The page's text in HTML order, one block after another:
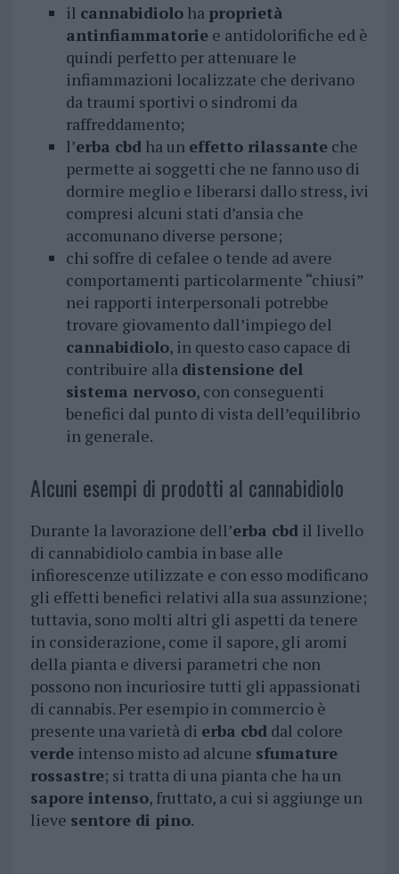
il cannabidioloha proprietà
antinfiammatoriee antidolorifiche ed è
quindi perfetto per attenuare le
infiammazioni localizzate che derivano
da traumi sportivi o sindromi da
raffreddamento;
l’erba cbdha un effetto rilassanteche
permette ai soggetti che ne fanno uso di
dormire meglio e liberarsi dallo stress, ivi
compresi alcuni stati d’ansia che
accomunano diverse persone;
chi soffre di cefalee o tende ad avere
comportamenti particolarmente “chiusi”
nei rapporti interpersonali potrebbe
trovare giovamento dall’impiego del
cannabidiolo, in questo caso capace di
contribuire alla distensione del
sistema nervoso, con conseguenti
benefici dal punto di vista dell’equilibrio
in generale.
Alcuni esempi di prodotti al cannabidiolo
Durante la lavorazione dell’erba cbdil livello
di cannabidiolo cambia in base alle
infiorescenze utilizzate e con esso modificano
gli effetti benefici relativi alla sua assunzione;
tuttavia, sono molti altri gli aspetti da tenere
in considerazione, come il sapore, gli aromi
della pianta e diversi parametri che non
possono non incuriosire tutti gli appassionati
di cannabis. Per esempio in commercio è
presente una varietà di erba cbddal colore
verdeintenso misto ad alcune sfumature
rossastre; si tratta di una pianta che ha un
sapore intenso, fruttato, a cui si aggiunge un
lieve sentore di pino.